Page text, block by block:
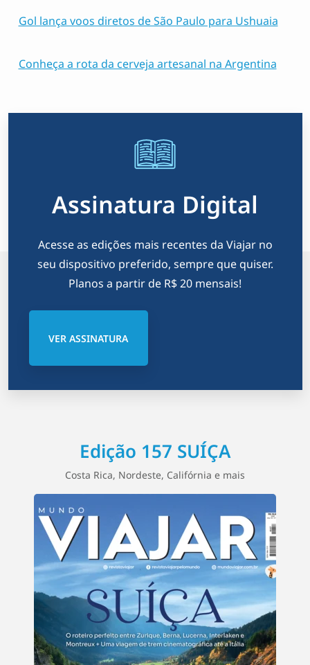
Gol lança voos diretos de São Paulo para Ushuaia
Conheça a rota da cerveja artesanal na Argentina
Assinatura Digital
Acesse as edições mais recentes da Viajar no
seu dispositivo preferido, sempre que quiser.
Planos a partir de R$ 20 mensais!
VER ASSINATURA
Edição 157 SUÍÇA
Costa Rica, Nordeste, Califórnia e mais